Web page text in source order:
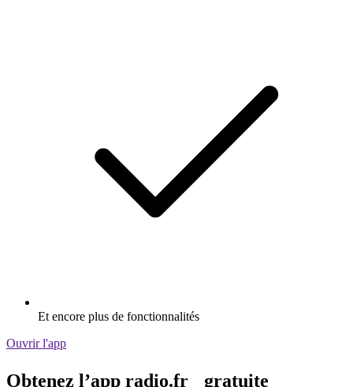
Et encore plus de fonctionnalités
Ouvrir l'app
Obtenez l’app radio.fr gratuite